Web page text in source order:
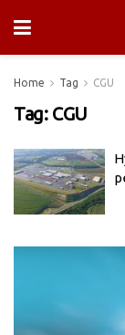
Home Tag CGU
Tag: CGU